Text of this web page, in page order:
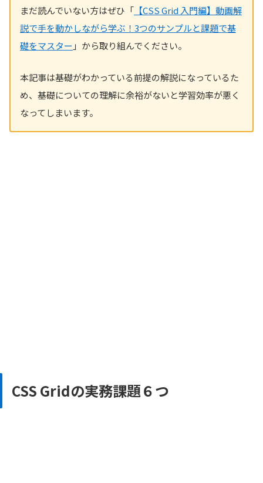
まだ読んでいない方はぜひ「 【CSS Grid 入門編】動画解
説で手を動かしながら学ぶ！3つのサンプルと課題で基
礎をマスター 」から取り組んでください。
本記事は基礎がわかっている前提の解説になっているた
め、基礎についての理解に余裕がないと学習効率が悪く
なってしまいます。
CSS Gridの実務課題６つ